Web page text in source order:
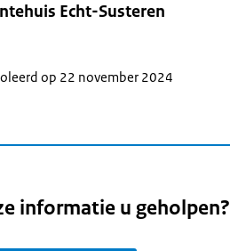
Echt-Susteren
op 22 november 2024
informatie u geholpen?